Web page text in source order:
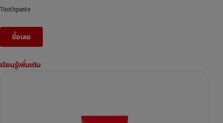
Toothpaste
ซื้อเลย
เรียนรู้เพิ่มเติม